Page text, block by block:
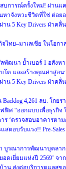
สบการณ์ครั้งใหม่! ผ่าน
าจังหวะชีวิตที่ใช่ ต่อย
าน 5 Key Drivers ฝ่า
ไทย–มาเลเซีย ในโอ
ฒนา ย้ำเบอร์ 1 อสังห
บโต และสร้างคุณค่าสู่อน
าน 5 Key Drivers ฝ่า
4,261 ลบ. โกยร
ศ “ออกแบบเพื่อธุรกิจ
ร ‘ตรวจสอบอาคารต
ตอบรับแรง!! Pre-
บูรณาการพัฒนาบุคลาก
เยี่ยมแห่งปี 2569’ จาก
น ส่งต่อบริการดูแลสุข